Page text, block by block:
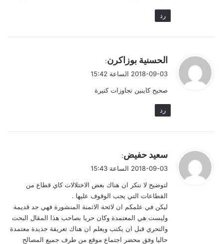
رد
ي
ل
الحسنية بوزاكرن:
2018-09-03 الساعة 15:42
صحيح كاينين تجاوزات كتيرة
رد
ي
ل
سعيد حفيض:
2018-09-03 الساعة 15:43
لتوضيح لا ننكر ان هناك بعض الاختلالات كاي قطاع من
القطاعات التي يجب الوقوف عليها .
ليكن في علمكم ان لائحة الاثمنة المنشورة فهي جد قديمة
وليست هي المعتمدة وكان حريا بصاحب هذا المقال البحت
والتحري قبل ان يكتب ويعلم ان هناك تعريفة جديدة معتمدة
حاليا وفق محضر اجتماع موقع من طرف جميع المصالح